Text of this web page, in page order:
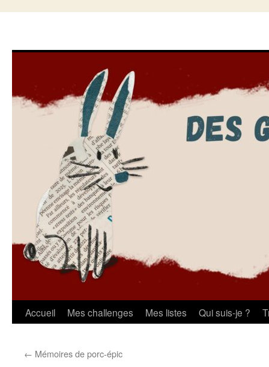
Aller
contenu
Accueil Mes challenges Mes listes Qui suis-je ?
← Mémoires de porc-épic